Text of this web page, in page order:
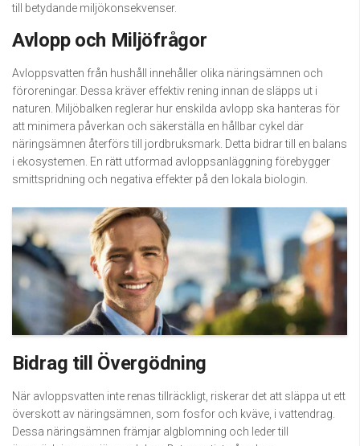
till betydande miljökonsekvenser.
Avlopp och Miljöfrågor
Avloppsvatten från hushåll innehåller olika näringsämnen och
föroreningar. Dessa kräver effektiv rening innan de släpps ut i
naturen. Miljöbalken reglerar hur enskilda avlopp ska hanteras för
att minimera påverkan och säkerställa en hållbar cykel där
näringsämnen återförs till jordbruksmark. Detta bidrar till en balans
i ekosystemen. En rätt utformad avloppsanläggning förebygger
smittspridning och negativa effekter på den lokala biologin.
Bidrag till Övergödning
När avloppsvatten inte renas tillräckligt, riskerar det att släppa ut ett
överskott av näringsämnen, som fosfor och kväve, i vattendrag.
Dessa näringsämnen främjar algblomning och leder till